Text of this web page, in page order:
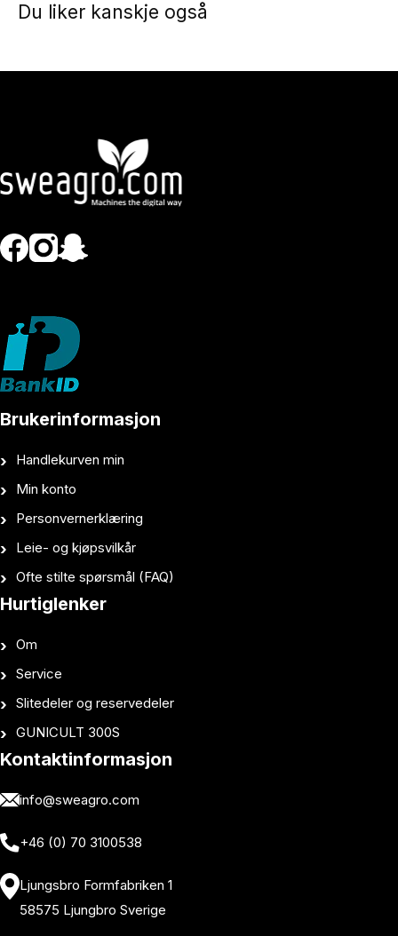
Du liker kanskje også
Brukerinformasjon
Handlekurven min
Min konto
Personvernerklæring
Leie- og kjøpsvilkår
Ofte stilte spørsmål (FAQ)
Hurtiglenker
Om
Service
Slitedeler og reservedeler
GUNICULT 300S
Kontaktinformasjon
info@sweagro.com
+46 (0) 70 3100538
Ljungsbro Formfabriken 1
58575 Ljungbro Sverige